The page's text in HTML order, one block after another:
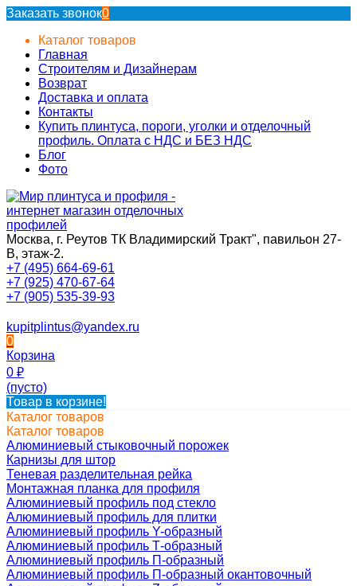
Заказать звонок0
Каталог товаров
Главная
Строителям и Дизайнерам
Возврат
Доставка и оплата
Контакты
Купить плинтуса, пороги, уголки и отделочный
профиль. Оплата с НДС и БЕЗ НДС
Блог
Фото
Москва, г. Реутов ТК Владимирский Тракт", павильон 27-
В, этаж-2.
+7 (495) 664-69-61
+7 (925) 470-67-64
+7 (905) 535-39-93
kupitplintus@yandex.ru
0
Корзина
0 ₽
(пусто)
Товар в корзине!
Каталог товаров
Каталог товаров
Алюминиевый стыковочный порожек
Карнизы для штор
Теневая разделительная рейка
Монтажная планка для профиля
Алюминиевый профиль под стекло
Алюминиевый профиль для плитки
Алюминиевый профиль Y-образный
Алюминиевый профиль Т-образный
Алюминиевый профиль П-образный
Алюминиевый профиль П-образный окантовочный